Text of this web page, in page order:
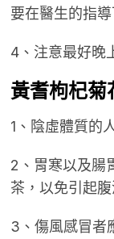
要在醫生的指導
4、注意最好晚
黃耆枸杞菊
1、陰虛體質的
2、胃寒以及腸
茶，以免引起腹
3、傷風感冒者